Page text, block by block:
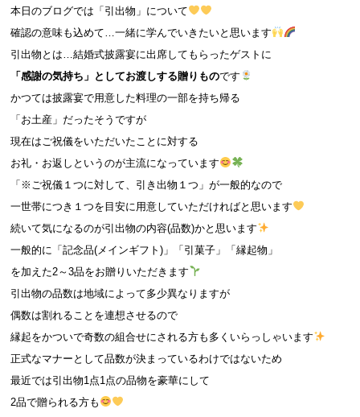
本日のブログでは「引出物」について
確認の意味も込めて…一緒に学んでいきたいと思います
引出物とは…結婚式披露宴に出席してもらったゲストに
「感謝の気持ち」としてお渡しする贈りものです
かつては披露宴で用意した料理の一部を持ち帰る
「お土産」だったそうですが
現在はご祝儀をいただいたことに対する
お礼・お返しというのが主流になっています
「※ご祝儀１つに対して、引き出物１つ」が一般的なので
一世帯につき１つを目安に用意していただければと思います
続いて気になるのが引出物の内容(品数)かと思います
一般的に「記念品(メインギフト)」「引菓子」「縁起物」
を加えた2～3品をお贈りいただきます
引出物の品数は地域によって多少異なりますが
偶数は割れることを連想させるので
縁起をかついで奇数の組合せにされる方も多くいらっしゃいます
正式なマナーとして品数が決まっているわけではないため
最近では引出物1点1点の品物を豪華にして
2品で贈られる方も